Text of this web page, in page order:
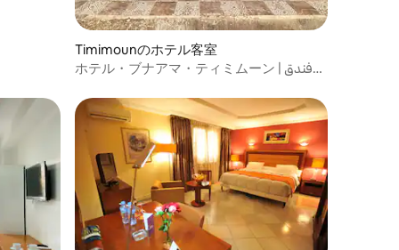
Timimounのホテル客室
ホテル・ブナアマ・ティミムーン | فندق